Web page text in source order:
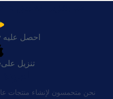
احصل عليه
تنزيل على
نحن متحمسون لإنشاء منتجات